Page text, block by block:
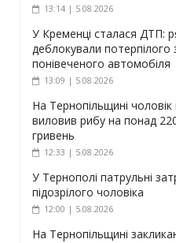
13:14 | 5.08.2026
У Кременці сталася ДТП:
деблокували потерпілого
понівеченого автомобіля
13:09 | 5.08.2026
На Тернопільщині
виловив рибу на понад
гривень
12:33 | 5.08.2026
У Тернополі патрульні
підозрілого чоловіка
12:00 | 5.08.2026
На Тернопільщині